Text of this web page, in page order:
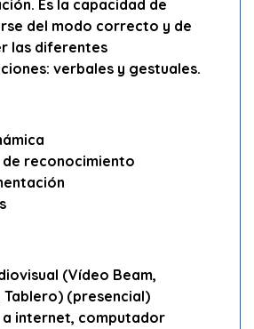
Es la capacidad de
del modo correcto y de
las diferentes
verbales y gestuales.
reconocimiento
(Vídeo Beam,
Tablero) (presencial)
a internet, computador